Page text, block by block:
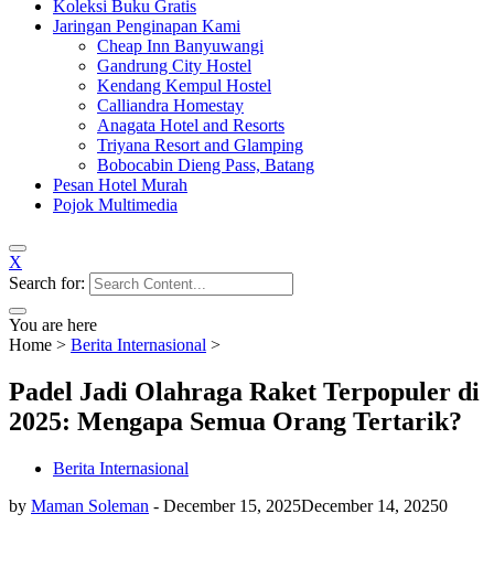
Koleksi Buku Gratis
Jaringan Penginapan Kami
Cheap Inn Banyuwangi
Gandrung City Hostel
Kendang Kempul Hostel
Calliandra Homestay
Anagata Hotel and Resorts
Triyana Resort and Glamping
Bobocabin Dieng Pass, Batang
Pesan Hotel Murah
Pojok Multimedia
X
Search for:
You are here
Home > Berita Internasional >
Padel Jadi Olahraga Raket Terpopuler di
2025: Mengapa Semua Orang Tertarik?
Berita Internasional
by Maman Soleman - December 15, 2025December 14, 20250